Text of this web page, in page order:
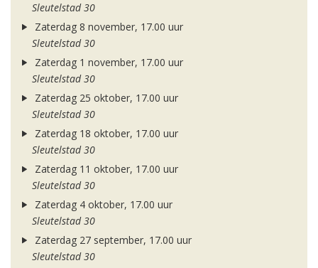
Sleutelstad 30
Zaterdag 8 november, 17.00 uur
Sleutelstad 30
Zaterdag 1 november, 17.00 uur
Sleutelstad 30
Zaterdag 25 oktober, 17.00 uur
Sleutelstad 30
Zaterdag 18 oktober, 17.00 uur
Sleutelstad 30
Zaterdag 11 oktober, 17.00 uur
Sleutelstad 30
Zaterdag 4 oktober, 17.00 uur
Sleutelstad 30
Zaterdag 27 september, 17.00 uur
Sleutelstad 30